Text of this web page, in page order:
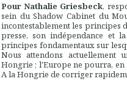
Pour Nathalie Griesbeck,
sein du Shadow Cabinet du
incontestablement les principes
presse, son indépendance et
principes fondamentaux sur
Nous attendons
Hongrie ; l'Europe ne pourra, en
A la Hongrie de corriger